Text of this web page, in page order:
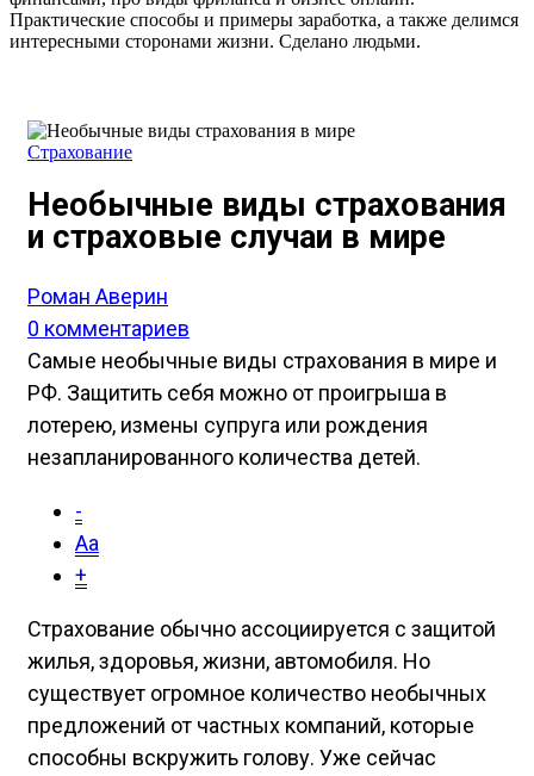
Практические способы и примеры заработка, а также делимся
интересными сторонами жизни. Сделано людьми.
Страхование
Необычные виды страхования
и страховые случаи в мире
Роман Аверин
0 комментариев
Самые необычные виды страхования в мире и
РФ. Защитить себя можно от проигрыша в
лотерею, измены супруга или рождения
незапланированного количества детей.
-
Aa
+
Страхование обычно ассоциируется с защитой
жилья, здоровья, жизни, автомобиля. Но
существует огромное количество необычных
предложений от частных компаний, которые
способны вскружить голову. Уже сейчас